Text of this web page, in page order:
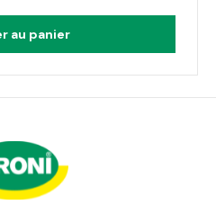
au panier